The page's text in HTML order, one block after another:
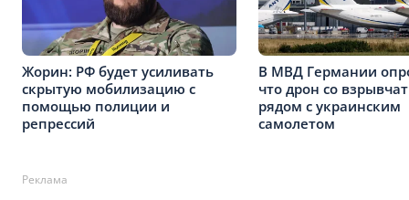
Жорин: РФ будет усиливать
скрытую мобилизацию с
помощью полиции и
репрессий
В МВД Германии
что дрон со
рядом с украинским
самолетом
Реклама